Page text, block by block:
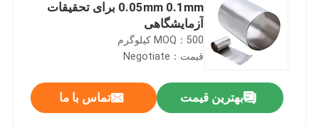
0.05mm 0.1mm برای تحقیقات
آزمایشگاهی
MOQ：500 کیلوگرم
قیمت：Negotiate
بهترین قیمت تماس با ما